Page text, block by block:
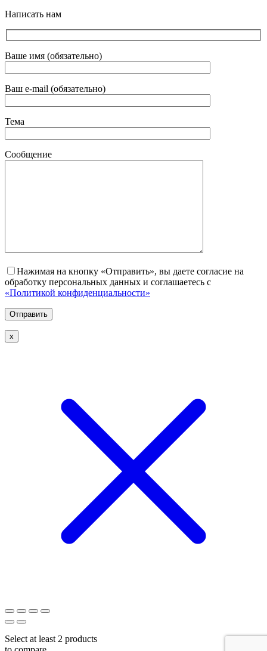
Написать нам
Ваше имя (обязательно)
Ваш e-mail (обязательно)
Тема
Сообщение
Нажимая на кнопку «Отправить», вы даете согласие на
обработку персональных данных и соглашаетесь с
«Политикой конфиденциальности»
х
Select at least 2 products